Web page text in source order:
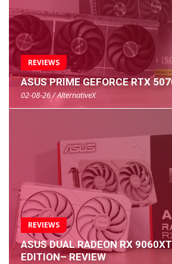
REVIEWS
ASUS PRIME GEFORCE RTX
02-08-26 / AlternativeX
REVIEWS
ASUS DUAL RADEON RX
EDITION– REVIEW